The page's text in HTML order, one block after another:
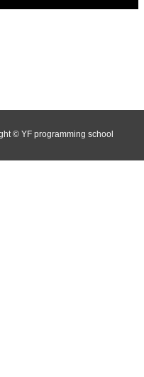
© YF programming school